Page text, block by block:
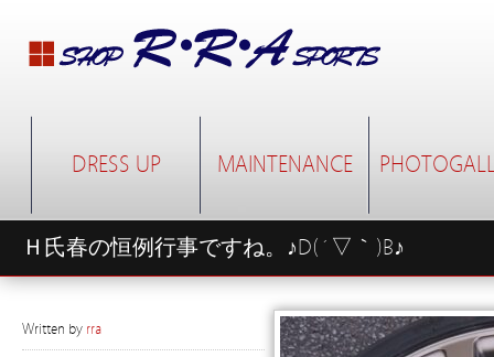
DRESS UP MAINTENANCE
Ｈ氏春の恒例行事ですね。♪D(´▽｀)B♪
Written by rra